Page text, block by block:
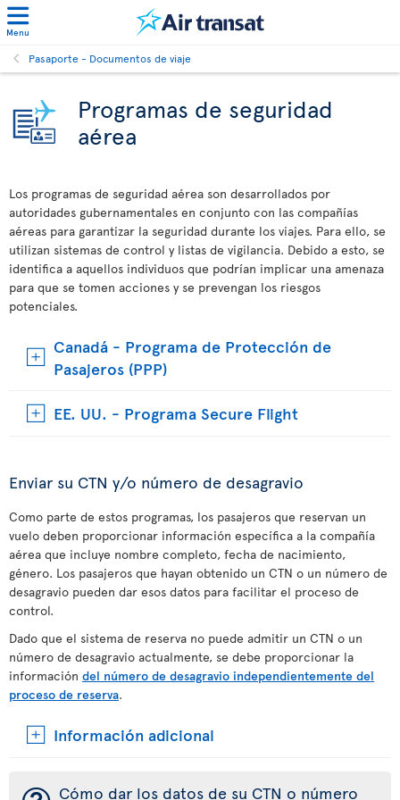
Menu
Pasaporte - Documentos de viaje
Programas de seguridad
aérea
Los programas de seguridad aérea son desarrollados por
autoridades gubernamentales en conjunto con las compañías
aéreas para garantizar la seguridad durante los viajes. Para ello, se
utilizan sistemas de control y listas de vigilancia. Debido a esto, se
identifica a aquellos individuos que podrían implicar una amenaza
para que se tomen acciones y se prevengan los riesgos
potenciales.
Canadá - Programa de Protección de
Pasajeros (PPP)
EE. UU. - Programa Secure Flight
Enviar su CTN y/o número de desagravio
Como parte de estos programas, los pasajeros que reservan un
vuelo deben proporcionar información específica a la compañía
aérea que incluye nombre completo, fecha de nacimiento,
género. Los pasajeros que hayan obtenido un CTN o un número de
desagravio pueden dar esos datos para facilitar el proceso de
control.
Dado que el sistema de reserva no puede admitir un CTN o un
número de desagravio actualmente, se debe proporcionar la
información del número de desagravio independientemente del
proceso de reserva.
Información adicional
Cómo dar los datos de su CTN o número